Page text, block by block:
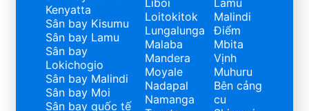
Kenyatta
Sân bay Kisumu
Sân bay Lamu
Sân bay
Lokichogio
Sân bay Malindi
Sân bay Moi
Sân bay quốc tế
Liboi
Loitokitok
Lungalunga
Malaba
Mandera
Moyale
Nadapal
Namanga
Lamu
Malindi
Điểm
Mbita
Vịnh
Muhuru
Bên cảng
cu